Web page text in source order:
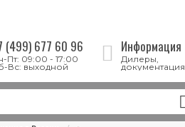
(499) 677 60 96
Пт: 09:00 - 17:00
Вс: выходной
Информация
Дилеры,
документация